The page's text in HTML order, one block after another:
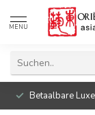
MENU
Betaalbare Luxe